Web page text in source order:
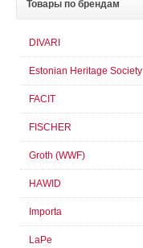
Товары по брендам
DIVARI
Estonian Heritage Society
FACIT
FISCHER
Groth (WWF)
HAWID
Importa
LaPe